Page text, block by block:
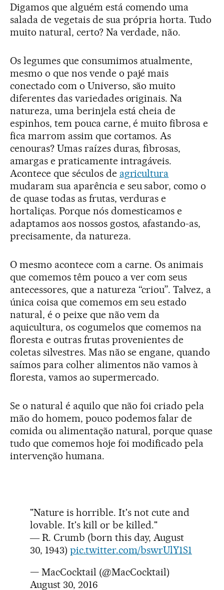
Digamos que alguém está comendo uma
salada de vegetais de sua própria horta. Tudo
muito natural, certo? Na verdade, não.
Os legumes que consumimos atualmente,
mesmo o que nos vende o pajé mais
conectado com o Universo, são muito
diferentes das variedades originais. Na
natureza, uma berinjela está cheia de
espinhos, tem pouca carne, é muito fibrosa e
fica marrom assim que cortamos. As
cenouras? Umas raízes duras, fibrosas,
amargas e praticamente intragáveis.
Acontece que séculos de agricultura
mudaram sua aparência e seu sabor, como o
de quase todas as frutas, verduras e
hortaliças. Porque nós domesticamos e
adaptamos aos nossos gostos, afastando-as,
precisamente, da natureza.
O mesmo acontece com a carne. Os animais
que comemos têm pouco a ver com seus
antecessores, que a natureza “criou”. Talvez, a
única coisa que comemos em seu estado
natural, é o peixe que não vem da
aquicultura, os cogumelos que comemos na
floresta e outras frutas provenientes de
coletas silvestres. Mas não se engane, quando
saímos para colher alimentos não vamos à
floresta, vamos ao supermercado.
Se o natural é aquilo que não foi criado pela
mão do homem, pouco podemos falar de
comida ou alimentação natural, porque quase
tudo que comemos hoje foi modificado pela
intervenção humana.
"Nature is horrible. It's not cute and
lovable. It's kill or be killed."
― R. Crumb (born this day, August
30, 1943) pic.twitter.com/bswrUlY1S1
— MacCocktail (@MacCocktail)
August 30, 2016